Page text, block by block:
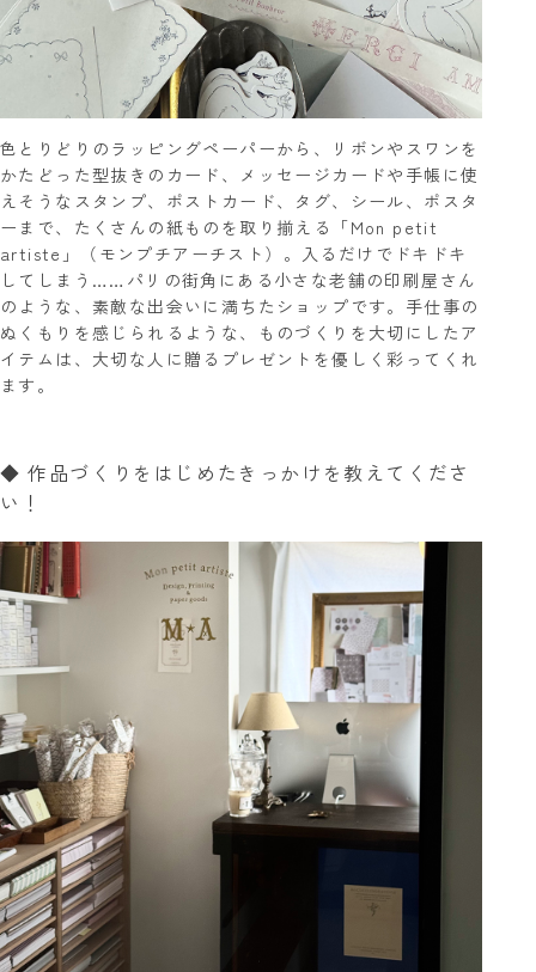
色とりどりのラッピングペーパーから、リボンやスワンを
かたどった型抜きのカード、メッセージカードや手帳に使
えそうなスタンプ、ポストカード、タグ、シール、ポスタ
ーまで、たくさんの紙ものを取り揃える「Mon petit
artiste」（モンプチアーチスト）。入るだけでドキドキ
してしまう……パリの街角にある小さな老舗の印刷屋さん
のような、素敵な出会いに満ちたショップです。手仕事の
ぬくもりを感じられるような、ものづくりを大切にしたア
イテムは、大切な人に贈るプレゼントを優しく彩ってくれ
ます。
◆ 作品づくりをはじめたきっかけを教えてくださ
い！